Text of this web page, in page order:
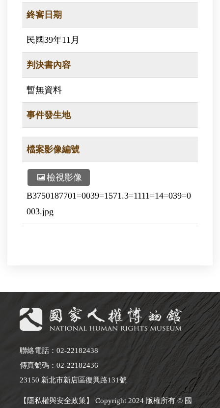
終審日期
民國39年11月
判決書內容
暫無資料
事件發生地
檔案影像編號
檢視影像
B3750187701=0039=1571.3=1111=14=039=0
003.jpg
聯絡電話：02-22182438
傳真號碼：02-22182436
23150 新北市新店區復興路131號
【隱私權與安全政策】 Copyright 2024 版權所有 © 國